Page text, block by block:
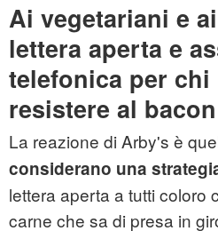
Ai vegetariani e
lettera aperta e
telefonica per
resistere al bacon
La reazione di Arby's è
considerano una
lettera aperta a tutti coloro
carne che sa di presa in